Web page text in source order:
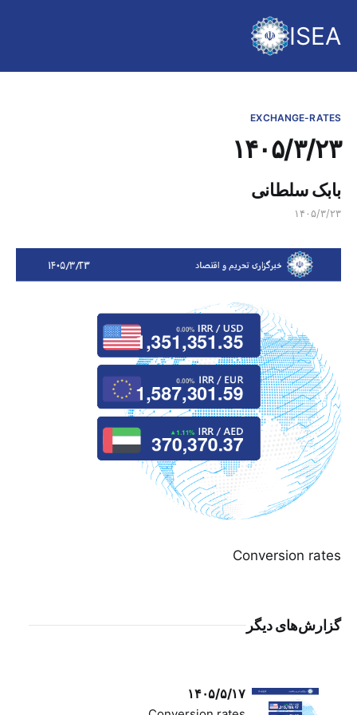
ISEA
EXCHANGE-RATES
۱۴۰۵/۳/۲۳
بابک سلطانی
۱۴۰۵/۳/۲۳
Conversion rates
گزارش‌های دیگر
۱۴۰۵/۵/۱۷